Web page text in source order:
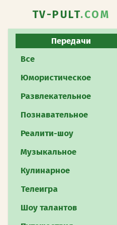
TV-PULT.COM
Передачи
Все
Юмористическое
Развлекательное
Познавательное
Реалити-шоу
Музыкальное
Кулинарное
Телеигра
Шоу талантов